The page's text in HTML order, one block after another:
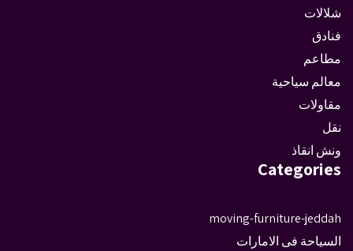
شلالات
فنادق
مطاعم
معالم سياحية
مقاولات
نقل
ونش انقاذ
Categories
moving-furniture-jeddah
السياحة فى الامارات